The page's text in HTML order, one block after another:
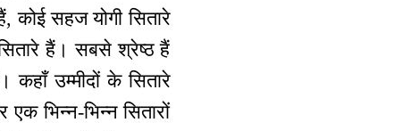
कोई सहज योगी सितारे
सितारे हैं। सबसे श्रेष्ठ हैं
उम्मीदों के सितारे
भिन्न-भिन्न सितारों